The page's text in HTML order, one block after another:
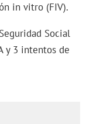
in vitro (FIV).
Social
y 3 intentos de